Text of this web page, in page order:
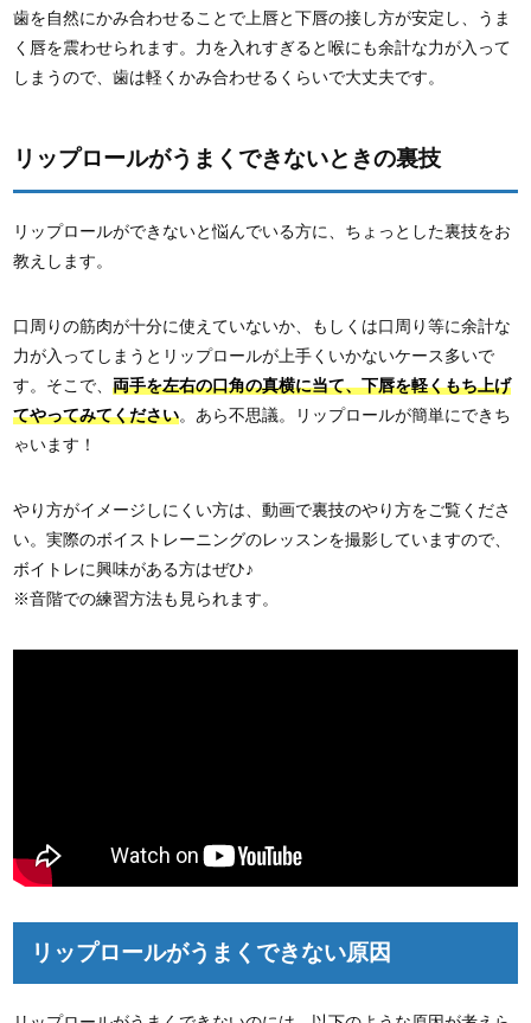
歯を自然にかみ合わせることで上唇と下唇の接し方が安定し、うま
く唇を震わせられます。力を入れすぎると喉にも余計な力が入って
しまうので、歯は軽くかみ合わせるくらいで大丈夫です。
リップロールがうまくできないときの裏技
リップロールができないと悩んでいる方に、ちょっとした裏技をお
教えします。
口周りの筋肉が十分に使えていないか、もしくは口周り等に余計な
力が入ってしまうとリップロールが上手くいかないケース多いで
す。そこで、両手を左右の口角の真横に当て、下唇を軽くもち上げ
てやってみてください。あら不思議。リップロールが簡単にできち
ゃいます！
やり方がイメージしにくい方は、動画で裏技のやり方をご覧くださ
い。実際のボイストレーニングのレッスンを撮影していますので、
ボイトレに興味がある方はぜひ♪
※音階での練習方法も見られます。
リップロールがうまくできない原因